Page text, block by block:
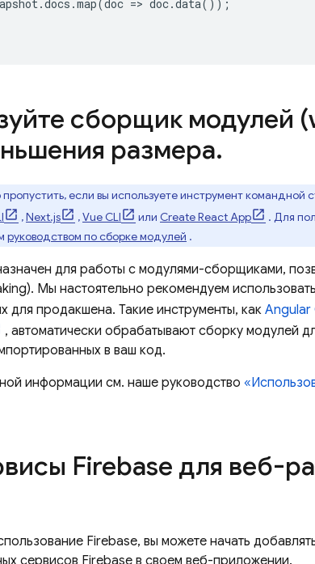
.docs .map(doc => doc.data());
сборщик модулей
размера.
если вы используете инструмент командной
,Next.js ,Vue CLI или Create React App
. Для
руководством по сборке модулей .
для работы с модулями-сборщиками,
Мы настоятельно рекомендуем
для продакшена. Такие инструменты, какAngular
, автоматически обрабатывают сборку модулей
в ваш код.
информации см. наше руководство
Firebase для веб-
Firebase, вы можете начать
сервисов Firebase в своем веб-приложении.